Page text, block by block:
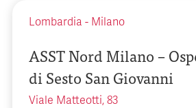
Lombardia - Milano
ASST Nord Milano –
di Sesto San Giovanni
Viale Matteotti, 83